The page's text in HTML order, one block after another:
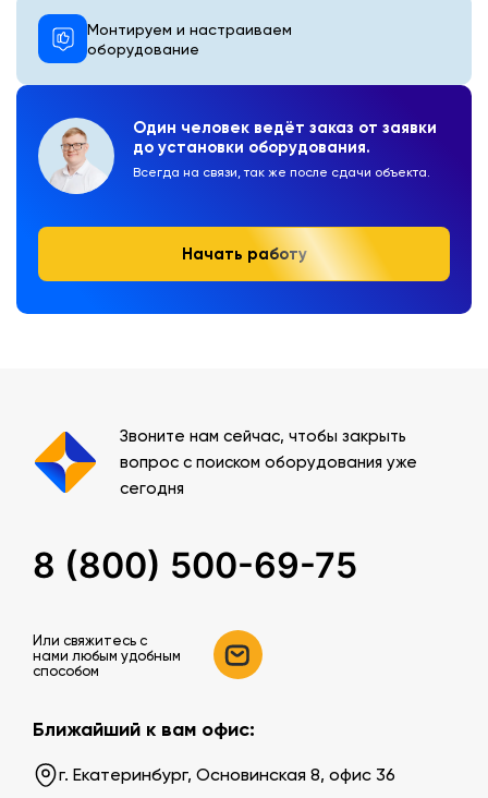
Один человек ведёт заказ от заявки
до установки оборудования.
Всегда на связи, так же после сдачи объекта.
Начать работу
Монтируем и настраиваем
оборудование
Звоните нам сейчас, чтобы закрыть
вопрос с поиском оборудования уже
сегодня
8 (800) 500-69-75
Или свяжитесь c
нами любым удобным
способом
Ближайший к вам офис:
г. Екатеринбург, Основинская 8, офис 36